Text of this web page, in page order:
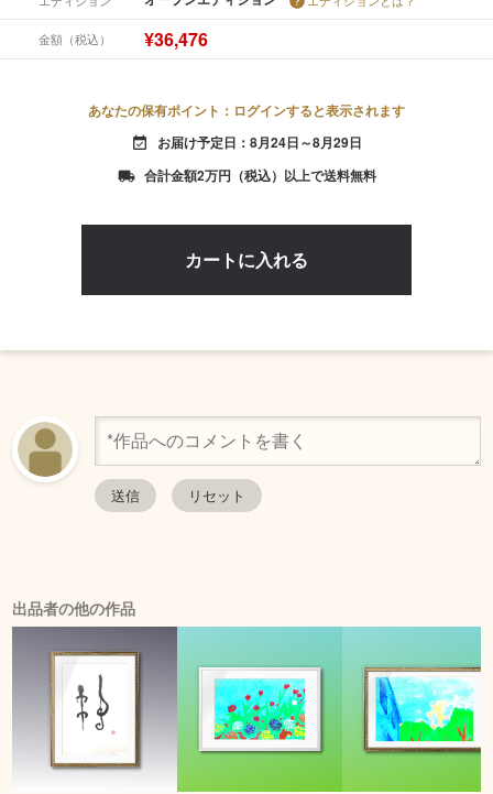
金額（税込） ¥36,476
あなたの保有ポイント：ログインすると表示されます
event_available お届け予定日：8月24日～8月29日
local_shipping 合計金額2万円（税込）以上で送料無料
出品者の他の作品